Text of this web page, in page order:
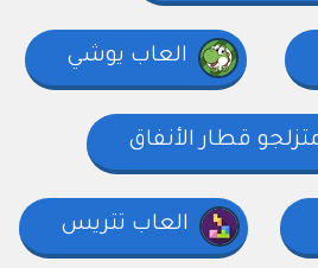
العاب يوشي
قطار الأنفاق
العاب تتريس